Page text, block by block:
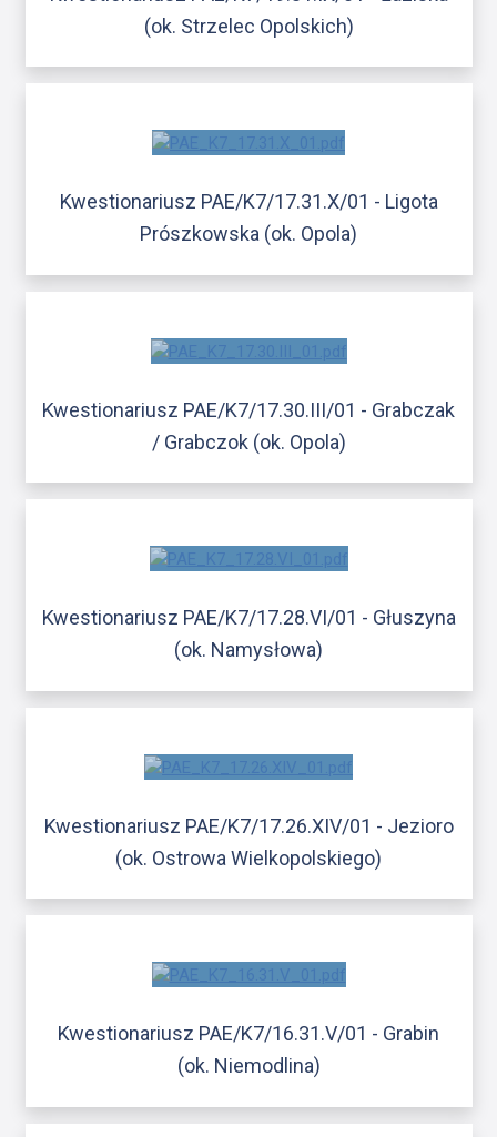
(ok. Strzelec Opolskich)
Kwestionariusz PAE/K7/17.31.X/01 - Ligota
Prószkowska (ok. Opola)
Kwestionariusz PAE/K7/17.30.III/01 - Grabczak
/ Grabczok (ok. Opola)
Kwestionariusz PAE/K7/17.28.VI/01 - Głuszyna
(ok. Namysłowa)
Kwestionariusz PAE/K7/17.26.XIV/01 - Jezioro
(ok. Ostrowa Wielkopolskiego)
Kwestionariusz PAE/K7/16.31.V/01 - Grabin
(ok. Niemodlina)